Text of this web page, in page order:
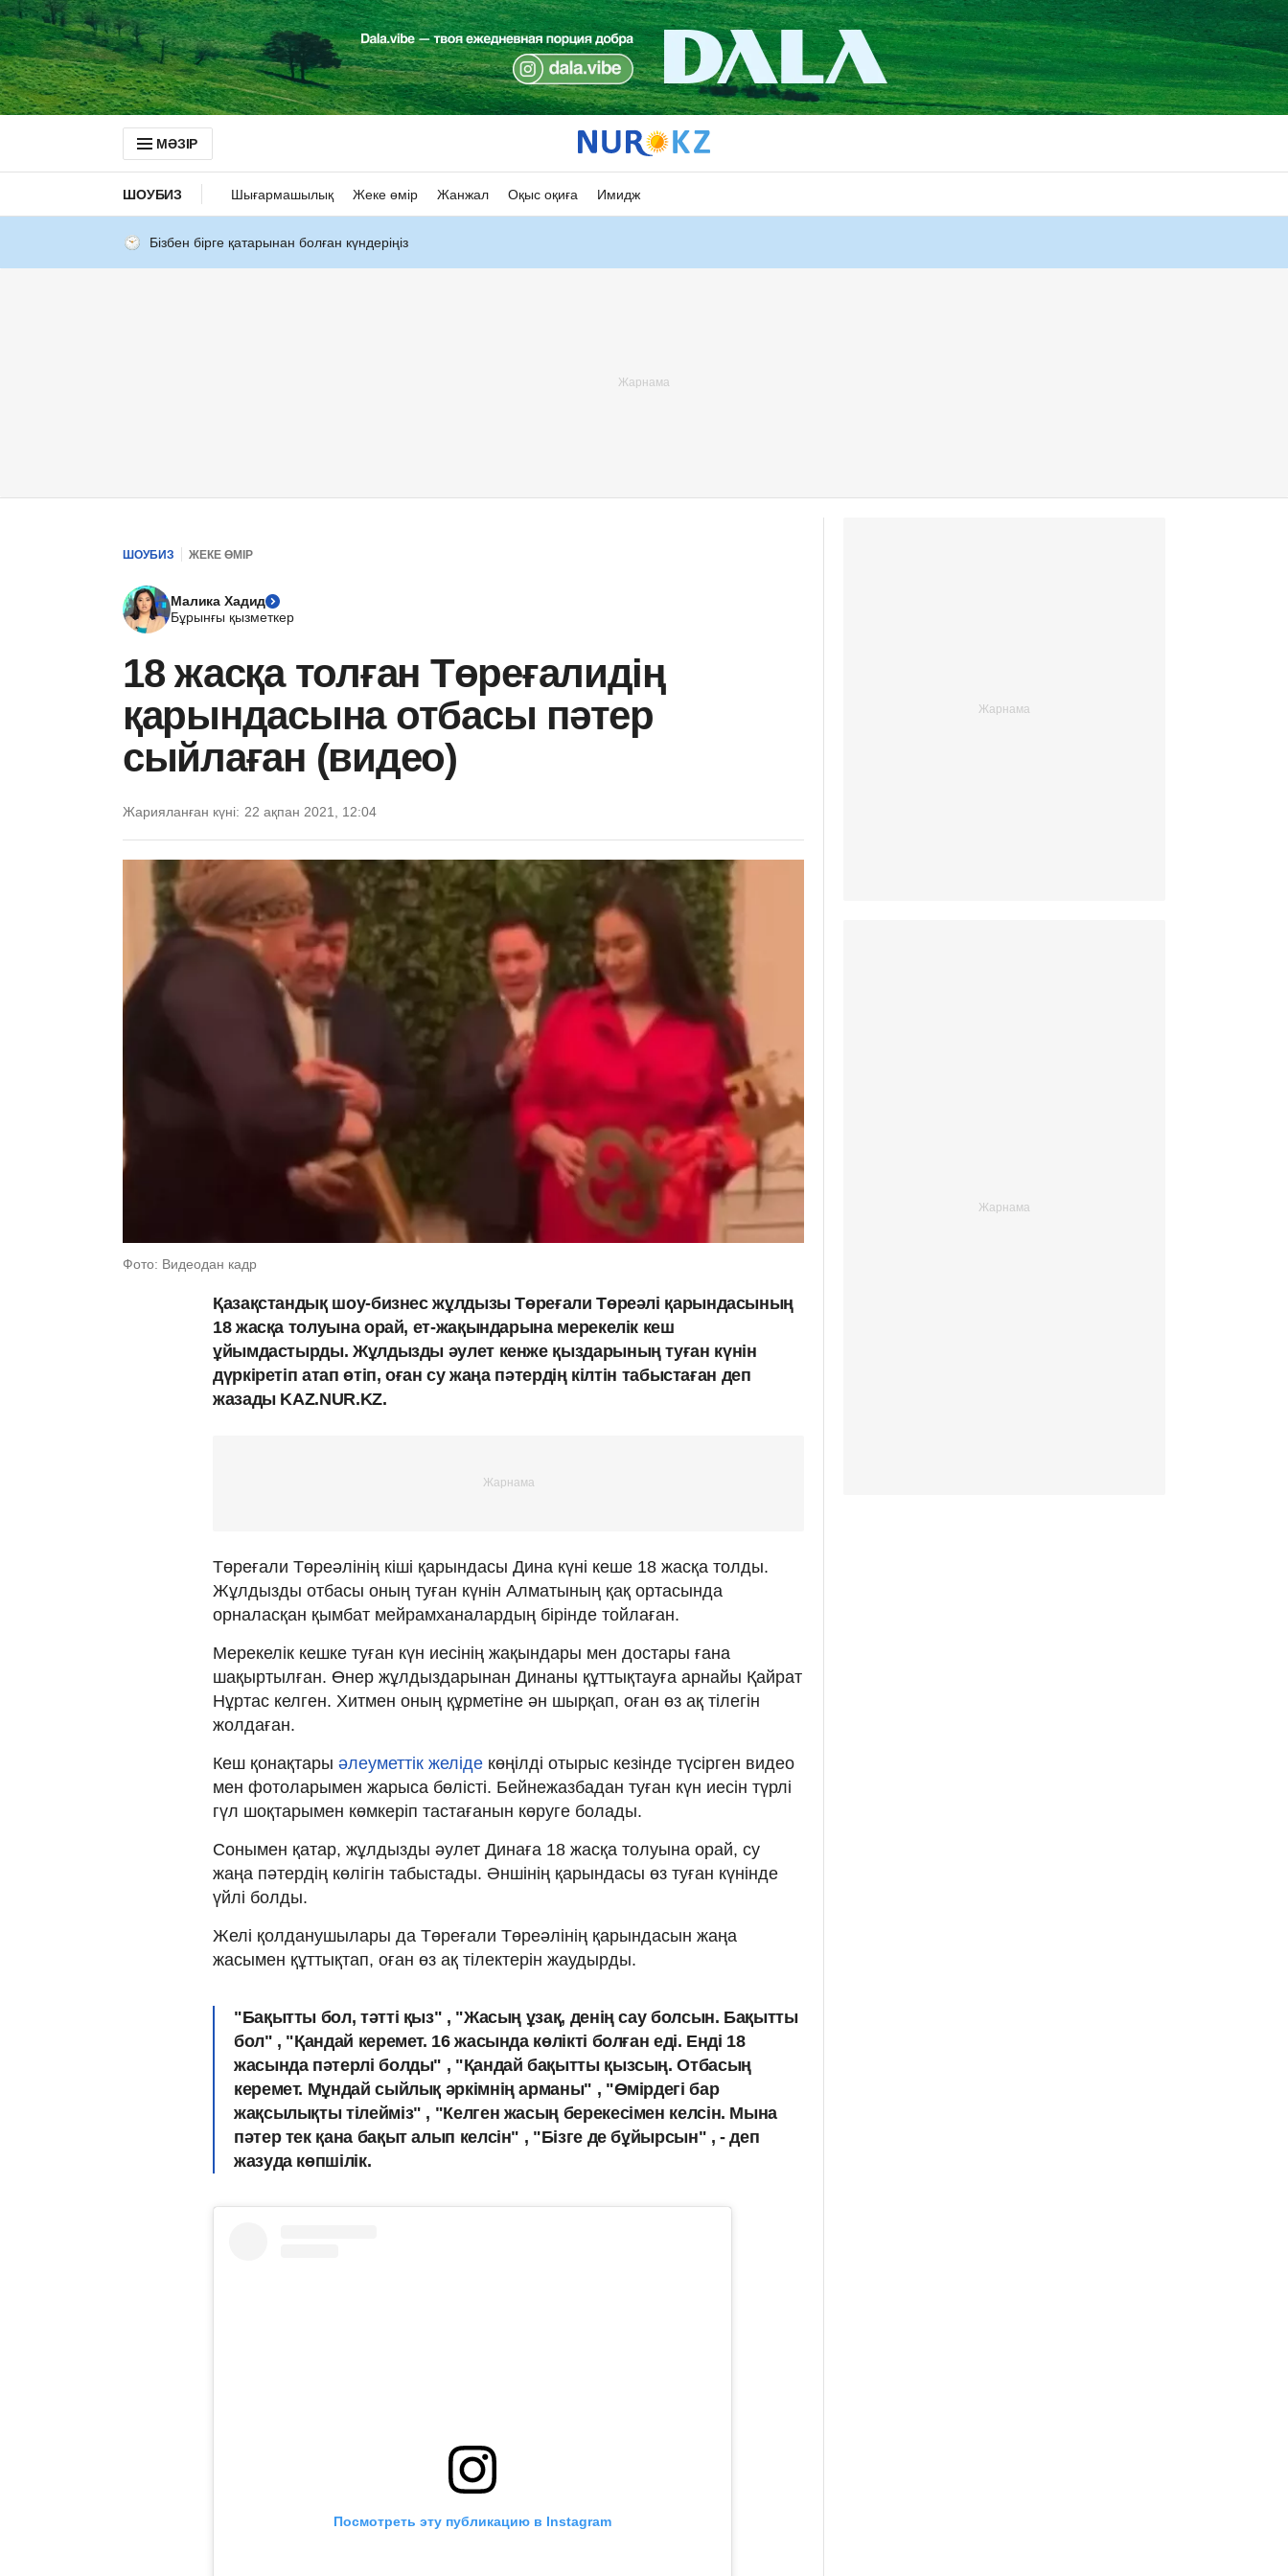
МӘЗІР
ШОУБИЗ Шығармашылық Жеке өмір Жанжал Оқыс оқиға Имидж
Бізбен бірге қатарынан болған күндеріңіз
ШОУБИЗ ЖЕКЕ ӨМІР
Малика Хадид
Бұрынғы қызметкер
18 жасқа толған Төреғалидің
қарындасына отбасы пәтер
сыйлаған (видео)
Жарияланған күні: 22 ақпан 2021, 12:04
Фото: Видеодан кадр
Қазақстандық шоу-бизнес жұлдызы Төреғали Төреәлі қарындасының
18 жасқа толуына орай, ет-жақындарына мерекелік кеш
ұйымдастырды. Жұлдызды әулет кенже қыздарының туған күнін
дүркіретіп атап өтіп, оған су жаңа пәтердің кілтін табыстаған деп
жазады KAZ.NUR.KZ.
Төреғали Төреәлінің кіші қарындасы Дина күні кеше 18 жасқа толды.
Жұлдызды отбасы оның туған күнін Алматының қақ ортасында
орналасқан қымбат мейрамханалардың бірінде тойлаған.
Мерекелік кешке туған күн иесінің жақындары мен достары ғана
шақыртылған. Өнер жұлдыздарынан Динаны құттықтауға арнайы Қайрат
Нұртас келген. Хитмен оның құрметіне ән шырқап, оған өз ақ тілегін
жолдаған.
Кеш қонақтары әлеуметтік желіде көңілді отырыс кезінде түсірген видео
мен фотоларымен жарыса бөлісті. Бейнежазбадан туған күн иесін түрлі
гүл шоқтарымен көмкеріп тастағанын көруге болады.
Сонымен қатар, жұлдызды әулет Динаға 18 жасқа толуына орай, су
жаңа пәтердің көлігін табыстады. Әншінің қарындасы өз туған күнінде
үйлі болды.
Желі қолданушылары да Төреғали Төреәлінің қарындасын жаңа
жасымен құттықтап, оған өз ақ тілектерін жаудырды.
"Бақытты бол, тәтті қыз" , "Жасың ұзақ, денің сау болсын. Бақытты
бол" , "Қандай керемет. 16 жасында көлікті болған еді. Енді 18
жасында пәтерлі болды" , "Қандай бақытты қызсың. Отбасың
керемет. Мұндай сыйлық әркімнің арманы" , "Өмірдегі бар
жақсылықты тілейміз" , "Келген жасың берекесімен келсін. Мына
пәтер тек қана бақыт алып келсін" , "Бізге де бұйырсын" , - деп
жазуда көпшілік.
Посмотреть эту публикацию в Instagram